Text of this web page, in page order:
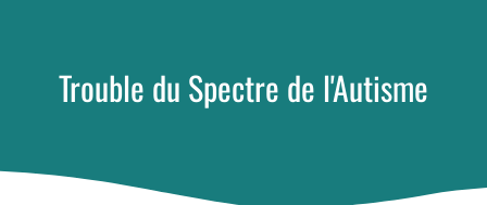
Trouble du Spectre de l'Autisme